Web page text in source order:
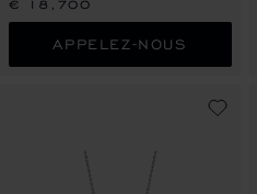
€ 18,700
APPELEZ-NOUS